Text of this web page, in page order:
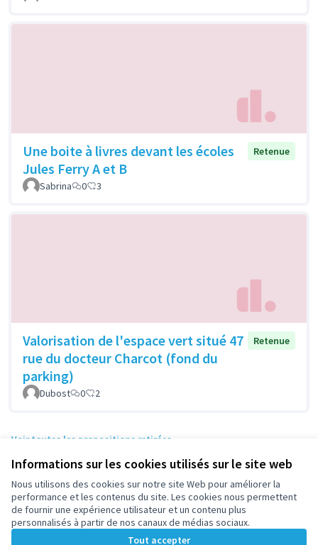
Informations sur les cookies utilisés sur le site web
Nous utilisons des cookies sur notre site Web pour améliorer la
performance et les contenus du site. Les cookies nous permettent
de fournir une expérience utilisateur et un contenu plus
personnalisés à partir de nos canaux de médias sociaux.
Tout accepter
Une boite à livres devant les écoles
Jules Ferry A et B
Retenue
Sabrina 0 3
Valorisation de l'espace vert situé 47
rue du docteur Charcot (fond du
parking)
Retenue
Dubost 0 2
Voir toutes les propositions retirées
Conditions d'utilisation
Paramètres des cookies
participez.nanterre.fr sur X
(Lien externe)
participez.nanterre.fr sur Facebook
participez.nanterre.fr sur Instagram
participez.nanterre.fr sur YouTube
(Lien externe)
participez.nanterre.fr sur GitHub
(Lien externe)